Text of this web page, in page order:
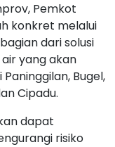
Pemkot
konkret melalui
dari solusi
yang akan
Bugel,
Cipadu.
dapat
risiko